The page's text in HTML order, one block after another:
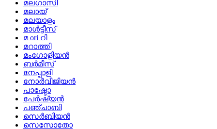
മലഗാസി
മലായ്
മലയാളം
മാൾട്ടീസ്
മ ori റി
മറാത്തി
മംഗോളിയൻ
ബർമീസ്
നേപ്പാളി
നോർവീജിയൻ
പാഷ്ടോ
പേർഷ്യൻ
പഞ്ചാബി
സെർബിയൻ
സെസോതോ